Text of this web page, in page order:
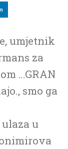
umjetnik
za
…GRAN
smo ga
u